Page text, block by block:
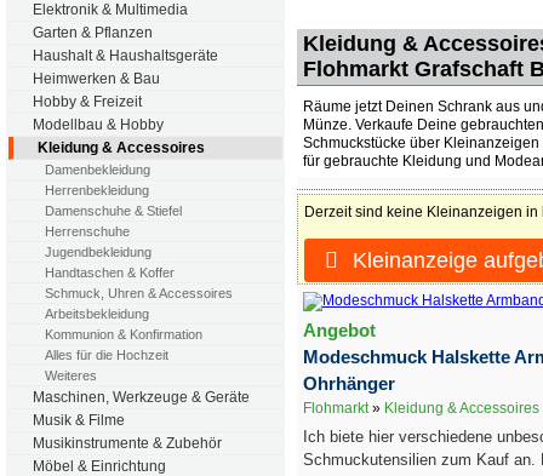
Elektronik & Multimedia
Garten & Pflanzen
Haushalt & Haushaltsgeräte
Heimwerken & Bau
Hobby & Freizeit
Modellbau & Hobby
Kleidung & Accessoires
Damenbekleidung
Herrenbekleidung
Damenschuhe & Stiefel
Herrenschuhe
Jugendbekleidung
Handtaschen & Koffer
Schmuck, Uhren & Accessoires
Arbeitsbekleidung
Kommunion & Konfirmation
Alles für die Hochzeit
Weiteres
Maschinen, Werkzeuge & Geräte
Musik & Filme
Musikinstrumente & Zubehör
Möbel & Einrichtung
Kleidung &
Flohmarkt Grafschaft
Räume jetzt Deinen Schrank aus
Münze. Verkaufe Deine
Schmuckstücke über
für gebrauchte Kleidung und
Derzeit sind keine Kleinanzeigen in
Kleinanzeige
Angebot
Modeschmuck Halskette
Ohrhänger
Flohmarkt» Kleidung & Accessoires
Ich biete hier verschiedene
Schmuckutensilien zum Kauf